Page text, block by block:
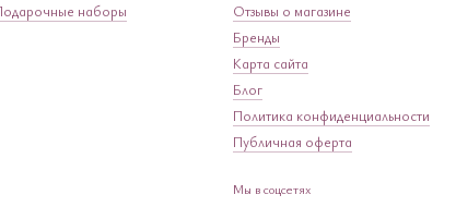
наборы
Отзывы о магазине
Бренды
Карта сайта
Блог
Политика конфиденциальности
Публичная оферта
Мы в соцсетях